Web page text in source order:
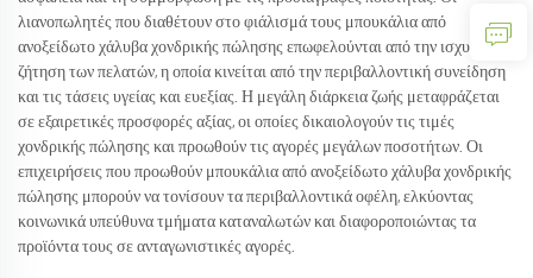
λιανοπωλητές που διαθέτουν στο φιάλισμά τους μπουκάλια από
ανοξείδωτο χάλυβα χονδρικής πώλησης επωφελούνται από την ισχυρή
ζήτηση των πελατών, η οποία κινείται από την περιβαλλοντική συνείδηση
και τις τάσεις υγείας και ευεξίας. Η μεγάλη διάρκεια ζωής μεταφράζεται
σε εξαιρετικές προσφορές αξίας, οι οποίες δικαιολογούν τις τιμές
χονδρικής πώλησης και προωθούν τις αγορές μεγάλων ποσοτήτων. Οι
επιχειρήσεις που προωθούν μπουκάλια από ανοξείδωτο χάλυβα χονδρικής
πώλησης μπορούν να τονίσουν τα περιβαλλοντικά οφέλη, ελκύοντας
κοινωνικά υπεύθυνα τμήματα καταναλωτών και διαφοροποιώντας τα
προϊόντα τους σε ανταγωνιστικές αγορές.